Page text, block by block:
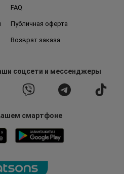
FAQ
Публичная оферта
Возврат заказа
соцсети и мессенджеры
смартфоне